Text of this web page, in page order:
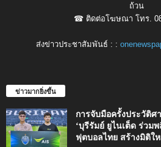
ถ้วน
☎ ติดต่อโฆษณา โทร.
ส่งข่าวประชาสัมพันธ์ : :
ข่าวมากยิ่งขึ้น
การจับมือครั้งประวัติ
‘บุรีรัมย์ ยูไนเต็ด ร่วม
ฟุตบอลไทย สร้างมิติใ